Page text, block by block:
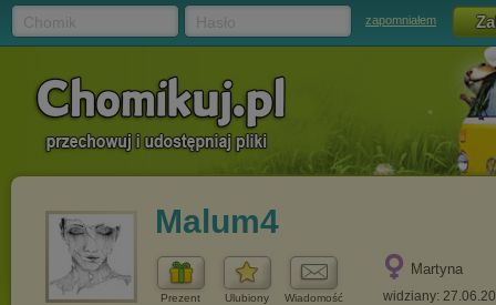
zapomniałem
Malum4
Prezent Ulubiony Wiadomość
Martyna
widziany: